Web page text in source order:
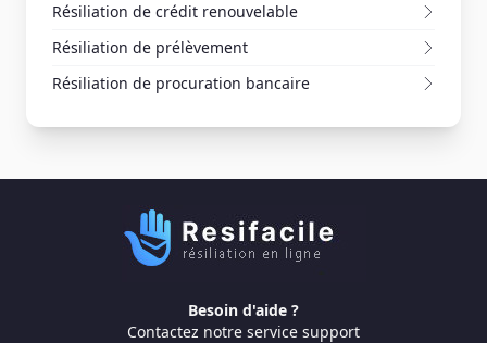
Résiliation de crédit renouvelable
Résiliation de prélèvement
Résiliation de procuration bancaire
Besoin d'aide ?
Contactez notre service support